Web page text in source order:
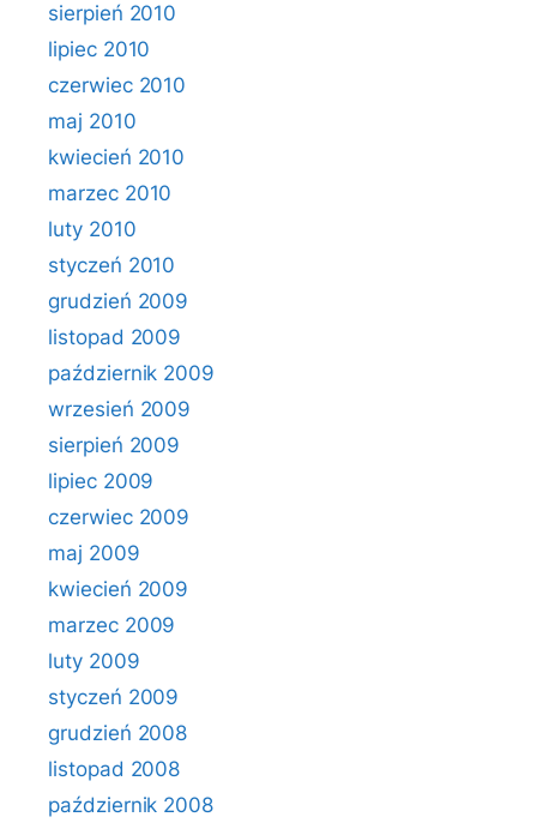
sierpień 2010
lipiec 2010
czerwiec 2010
maj 2010
kwiecień 2010
marzec 2010
luty 2010
styczeń 2010
grudzień 2009
listopad 2009
październik 2009
wrzesień 2009
sierpień 2009
lipiec 2009
czerwiec 2009
maj 2009
kwiecień 2009
marzec 2009
luty 2009
styczeń 2009
grudzień 2008
listopad 2008
październik 2008